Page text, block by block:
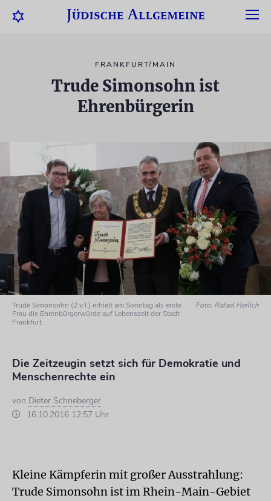
FRANKFURT/MAIN
Trude Simonsohn ist
Ehrenbürgerin
Trude Simonsohn (2.v.l.) erhielt am Sonntag als erste
Frau die Ehrenbürgerwürde auf Lebenszeit der Stadt
Frankfurt.
Foto: Rafael Herlich
Die Zeitzeugin setzt sich für Demokratie und
Menschenrechte ein
von Dieter Schneberger
16.10.2016 12:57 Uhr
Kleine Kämpferin mit großer Ausstrahlung:
Trude Simonsohn ist im Rhein-Main-Gebiet